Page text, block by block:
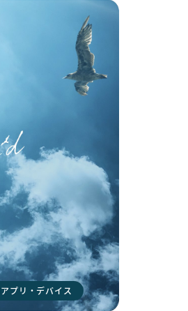
プリ・デバイス